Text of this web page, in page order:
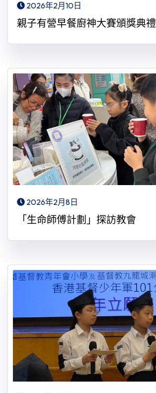
2026年2月10日
親子有營早餐廚神大賽頒獎典禮
2026年2月8日
「生命師傅計劃」探訪教會